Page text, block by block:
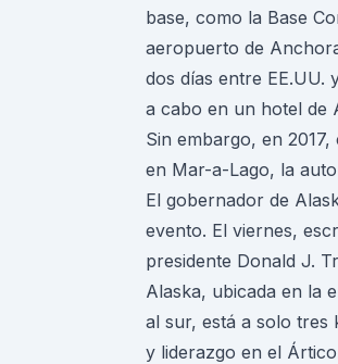
base, como la Base
aeropuerto de
dos días entre EE.UU.
a cabo en un hotel de
Sin embargo, en
en Mar-a-Lago, la
El gobernador de
evento. El viernes,
presidente Donald J.
Alaska, ubicada en la
al sur, está a solo tres
y liderazgo en el